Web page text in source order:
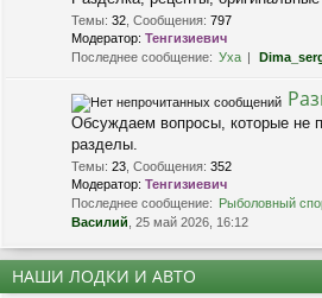
Темы: 32 Сообщения: 797
Модератор: Тенгизиевич
Последнее сообщение: Уха
Обсуждаем вопросы, которые не
разделы.
Темы: 23 Сообщения: 352
Модератор: Тенгизиевич
Последнее сообщение: Рыболовный
Василий , 25 май 2026, 16:12
НАШИ ЛОДКИ И АВТО